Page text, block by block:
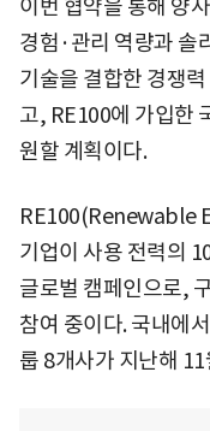
이번 협약을 통해 양
경험·관리 역량과 솔
기술을 결합한 경쟁
고, RE100에 가입한
원할 계획이다.
RE100(Renewable
기업이 사용 전력의
글로벌 캠페인으로,
참여 중이다. 국내에
룹 8개사가 지난해